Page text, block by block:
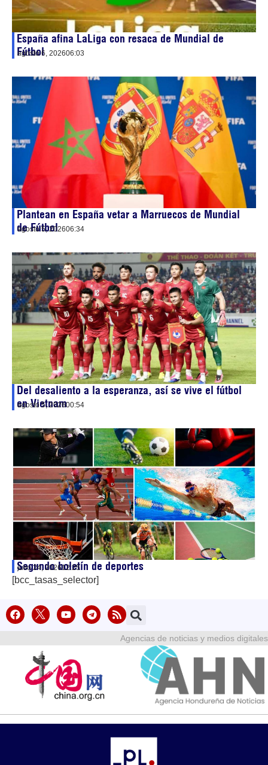
España afina LaLiga con resaca de Mundial de
Fútbol
agosto 6, 202606:03
Plantean en España vetar a Marruecos de Mundial
de Fútbol
agosto 5, 202606:34
Del desaliento a la esperanza, así se vive el fútbol
en Vietnam
agosto 5, 202600:54
Segundo boletín de deportes
julio 24, 202612:25
[bcc_tasas_selector]
Agencias de noticias y medios digitales